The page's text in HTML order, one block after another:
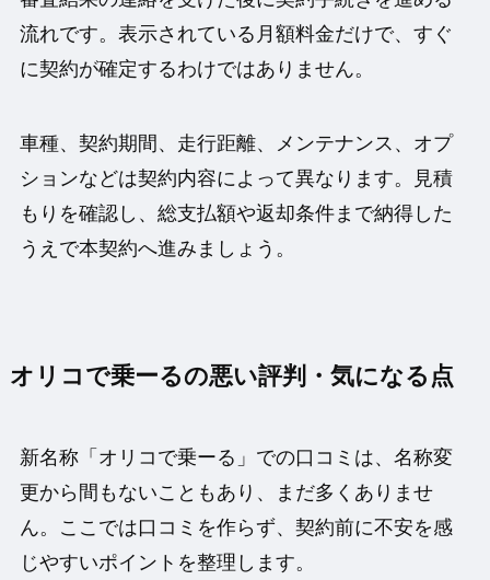
流れです。表示されている月額料金だけで、すぐ
に契約が確定するわけではありません。
車種、契約期間、走行距離、メンテナンス、オプ
ションなどは契約内容によって異なります。見積
もりを確認し、総支払額や返却条件まで納得した
うえで本契約へ進みましょう。
オリコで乗ーるの悪い評判・気になる点
新名称「オリコで乗ーる」での口コミは、名称変
更から間もないこともあり、まだ多くありませ
ん。ここでは口コミを作らず、契約前に不安を感
じやすいポイントを整理します。